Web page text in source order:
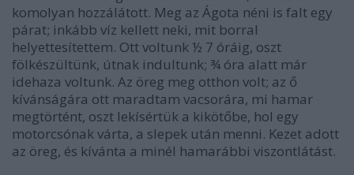
komolyan hozzálátott. Meg az Ágota néni is falt egy
párat; inkább víz kellett neki, mit borral
helyettesítettem. Ott voltunk ½ 7 óráig, oszt
fölkészültünk, útnak indultunk; ¾ óra alatt már
idehaza voltunk. Az öreg meg otthon volt; az ő
kívánságára ott maradtam vacsorára, mi hamar
megtörtént, oszt lekísértük a kikötőbe, hol egy
motorcsónak várta, a slepek után menni. Kezet adott
az öreg, és kívánta a minél hamarábbi viszontlátást.